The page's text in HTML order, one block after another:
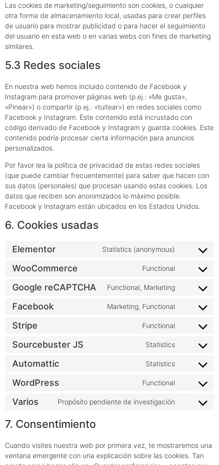
Las cookies de marketing/seguimiento son cookies, o cualquier
otra forma de almacenamiento local, usadas para crear perfiles
de usuario para mostrar publicidad o para hacer el seguimiento
del usuario en esta web o en varias webs con fines de marketing
similares.
5.3 Redes sociales
En nuestra web hemos incluido contenido de Facebook y
Instagram para promover páginas web (p.ej.: «Me gusta»,
«Pinear») o compartir (p.ej.: «tuitear») en redes sociales como
Facebook y Instagram. Este contenido está incrustado con
código derivado de Facebook y Instagram y guarda cookies. Este
contenido podría procesar cierta información para anuncios
personalizados.
Por favor lea la política de privacidad de estas redes sociales
(que puede cambiar frecuentemente) para saber que hacen con
sus datos (personales) que procesan usando estas cookies. Los
datos que reciben son anonimizados lo máximo posible.
Facebook y Instagram están ubicados en los Estados Unidos.
6. Cookies usadas
Elementor Statistics (anonymous)
WooCommerce Functional
Google reCAPTCHA Functional, Marketing
Facebook Marketing, Functional
Stripe Functional
Sourcebuster JS Statistics
Automattic Statistics
WordPress Functional
Varios Propósito pendiente de investigación
7. Consentimiento
Cuando visites nuestra web por primera vez, te mostraremos una
ventana emergente con una explicación sobre las cookies. Tan